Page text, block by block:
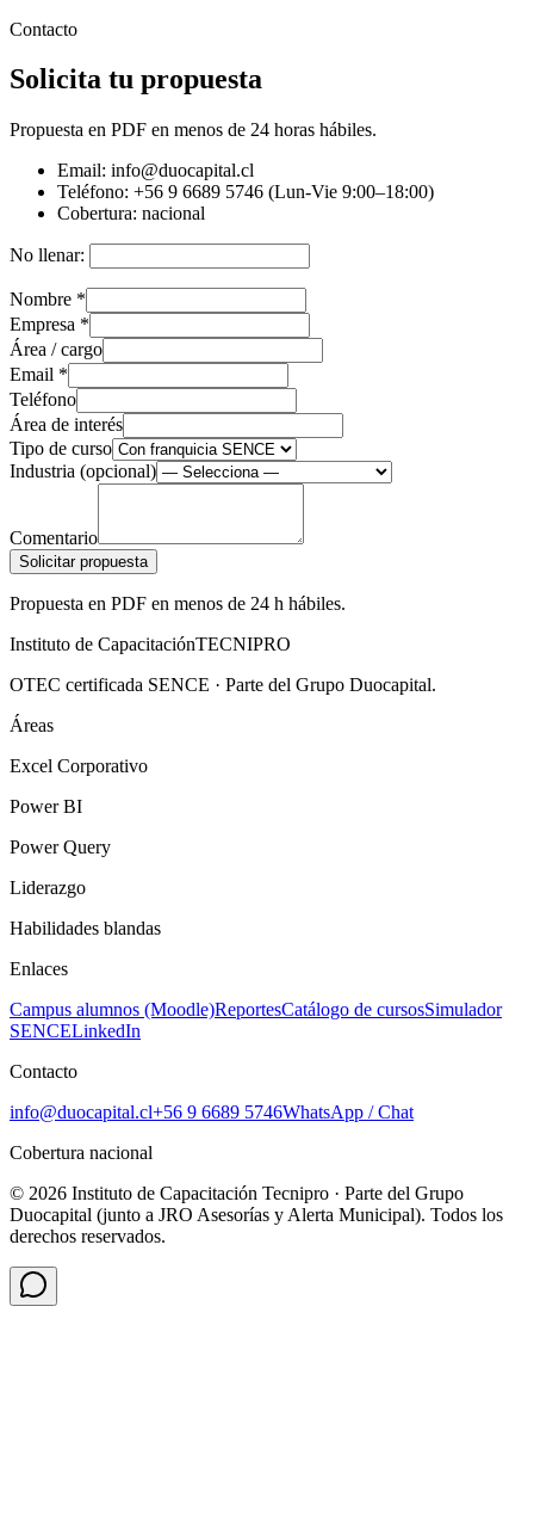
Contacto
Solicita tu propuesta
Propuesta en PDF en menos de 24 horas hábiles.
Email: info@duocapital.cl
Teléfono: +56 9 6689 5746 (Lun-Vie 9:00–18:00)
Cobertura: nacional
No llenar:
Nombre *
Empresa *
Área / cargo
Email *
Teléfono
Área de interés
Tipo de curso
Industria (opcional)
Comentario
Solicitar propuesta
Propuesta en PDF en menos de 24 h hábiles.
Instituto de CapacitaciónTECNIPRO
OTEC certificada SENCE · Parte del Grupo Duocapital.
Áreas
Excel Corporativo
Power BI
Power Query
Liderazgo
Habilidades blandas
Enlaces
Campus alumnos (Moodle)ReportesCatálogo de cursosSimulador
SENCELinkedIn
Contacto
info@duocapital.cl+56 9 6689 5746WhatsApp / Chat
Cobertura nacional
© 2026 Instituto de Capacitación Tecnipro · Parte del Grupo
Duocapital (junto a JRO Asesorías y Alerta Municipal). Todos los
derechos reservados.